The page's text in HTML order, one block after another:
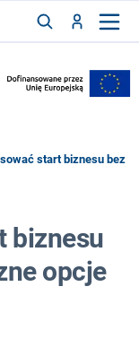
start biznesu bez
biznesu
opcje